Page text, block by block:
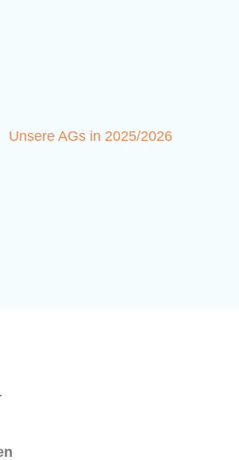
Unsere AGs in 2025/2026